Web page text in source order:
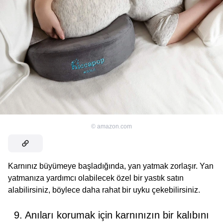
© amazon.com
Karnınız büyümeye başladığında, yan yatmak zorlaşır. Yan
yatmanıza yardımcı olabilecek özel bir yastık satın
alabilirsiniz, böylece daha rahat bir uyku çekebilirsiniz.
9. Anıları korumak için karnınızın bir kalıbını